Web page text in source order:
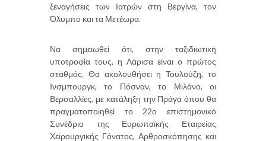
ξεναγήσεις των Ιατρών στη Βεργίνα, τον
Όλυμπο και τα Μετέωρα.
Να σημειωθεί ότι, στην ταξιδιωτική
υποτροφία τους, η Λάρισα είναι ο πρώτος
σταθμός. Θα ακολουθήσει η Τουλούζη, το
Ινσμπουργκ, το Πόσναν, το Μιλάνο, οι
Βερσαλλίες, με κατάληξη την Πράγα όπου θα
πραγματοποιηθεί το 22ο επιστημονικό
Συνέδριο της Ευρωπαϊκής Εταιρείας
Χειρουργικής Γόνατος, Αρθροσκόπησης και